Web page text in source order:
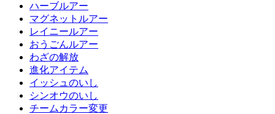
ハーブルアー
マグネットルアー
レイニールアー
おうごんルアー
わざの解放
進化アイテム
イッシュのいし
シンオウのいし
チームカラー変更